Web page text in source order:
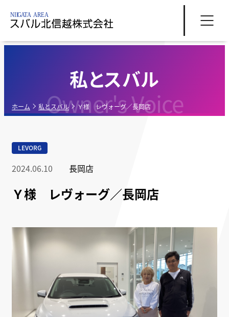
Owner's Voice
私とスバル
ホーム 私とスバル Ｙ様 レヴォーグ／長岡店
LEVORG
2024.06.10 長岡店
Ｙ様 レヴォーグ／長岡店